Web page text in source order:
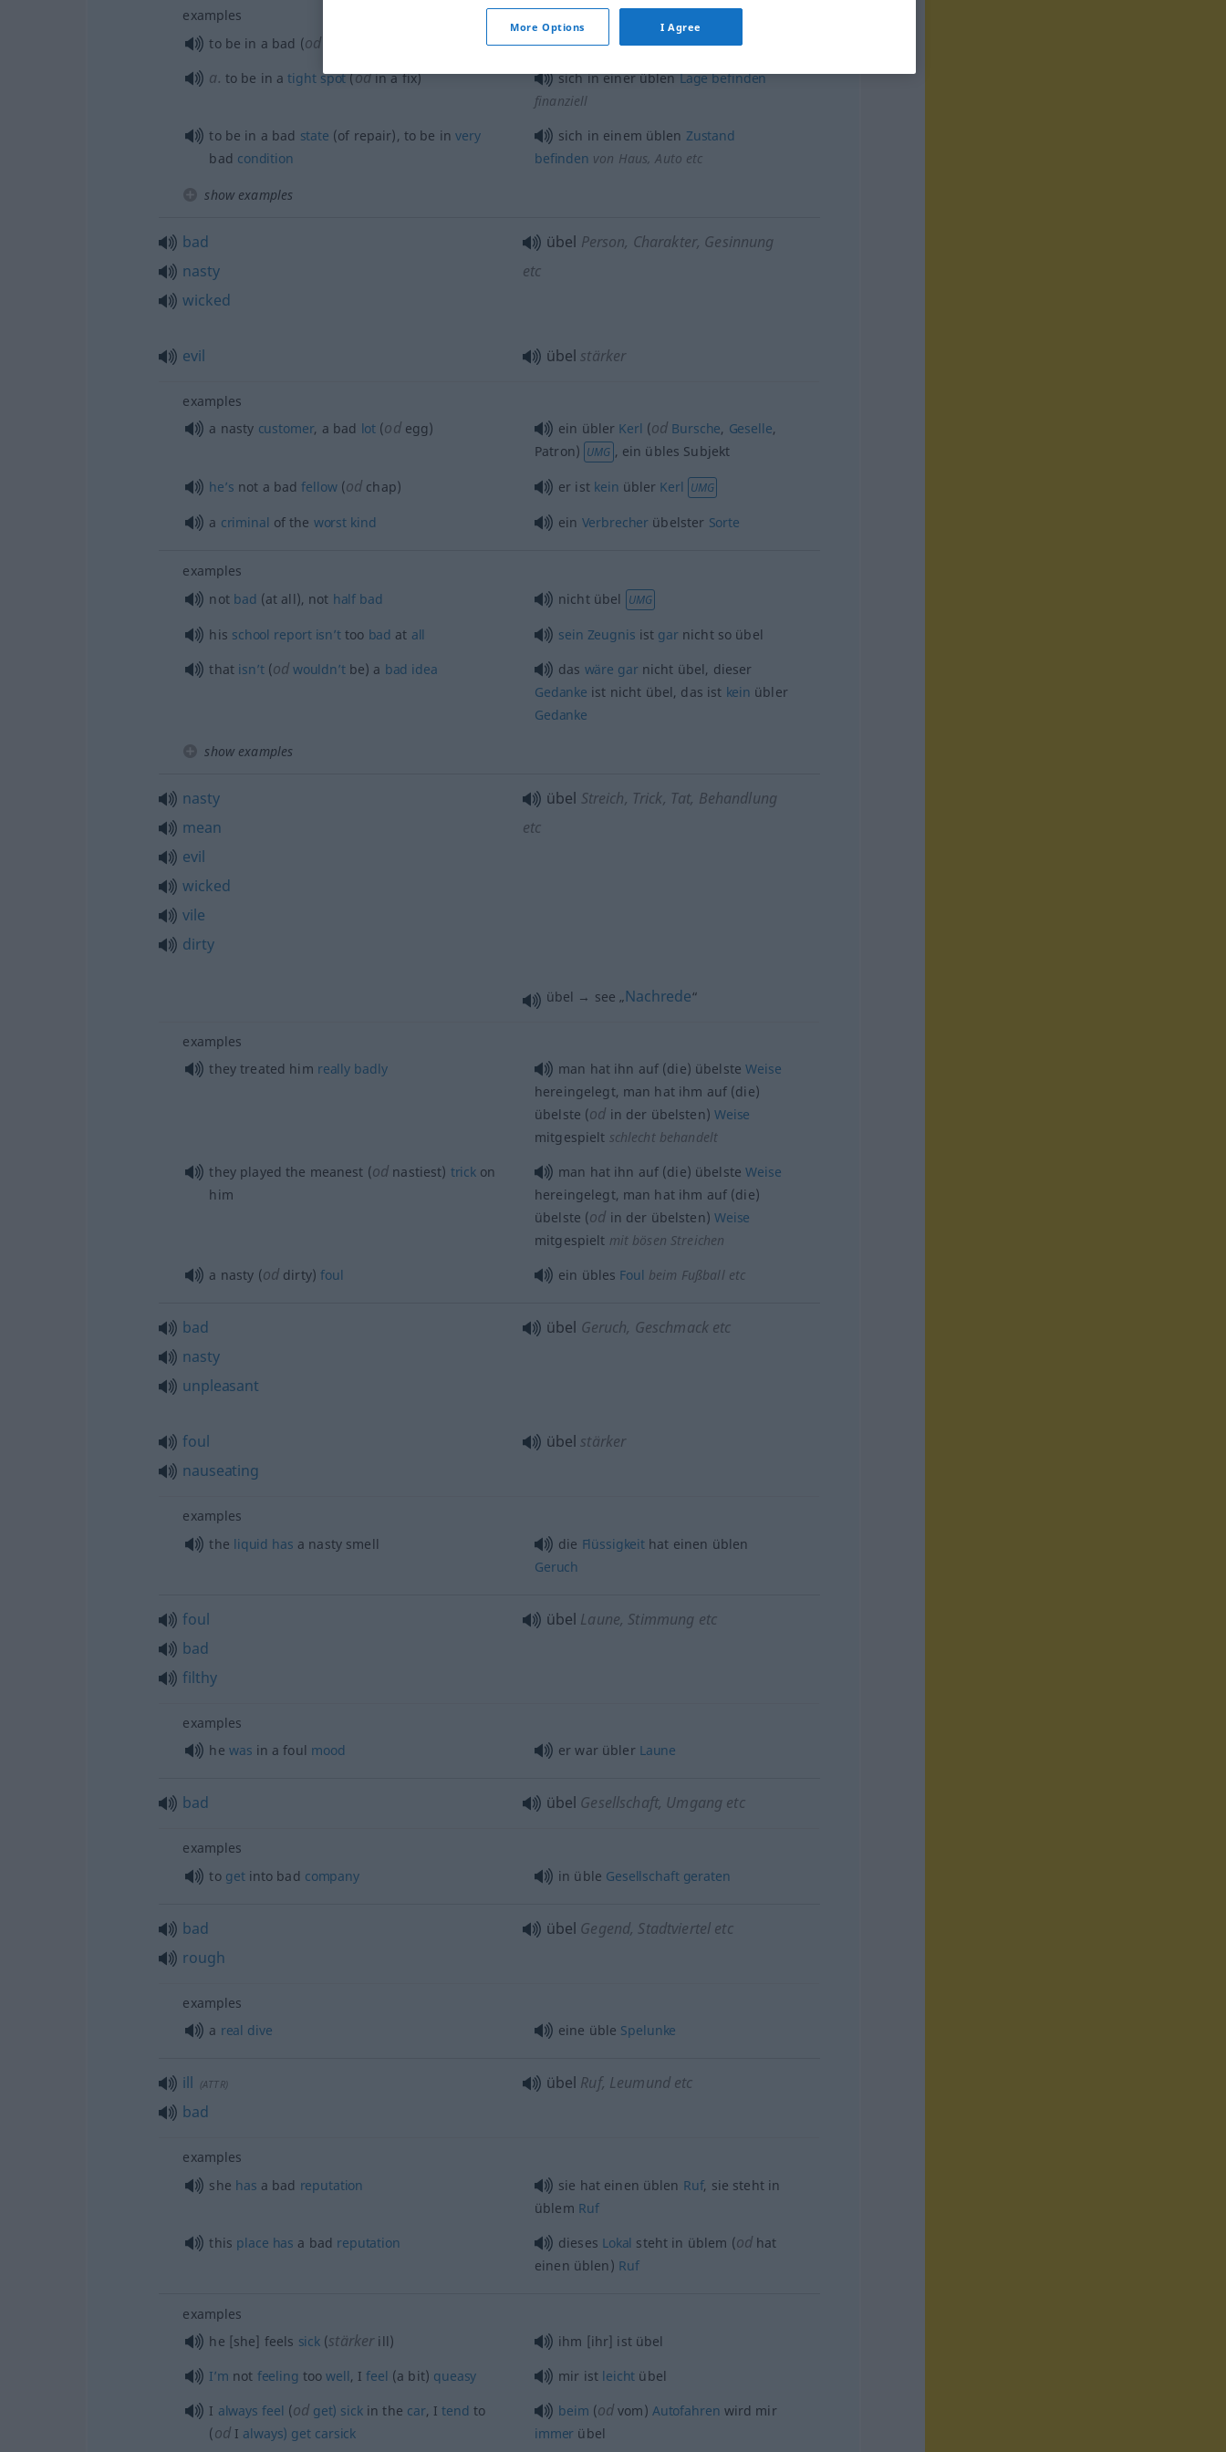
examples
to be in a bad (odnasty) sich in einer üblenLage befinden
a. to be in atight spot(odin a fix) sich in einer üblenLage befinden
finanziell
to be in a bad state (of repair), to be invery
bad condition
sich in einem üblen Zustand
befinden von Haus, Auto etc
show examples
bad
nasty
wicked
übel Person, Charakter, Gesinnung
etc
evil übel stärker
examples
a nasty customer, a bad lot (odegg) ein übler Kerl (od Bursche, Geselle,
Patron) UMG , ein übles Subjekt
he’s not a badfellow(od chap) er ist kein übler Kerl UMG
a criminal of the worst kind ein Verbrecher übelster Sorte
examples
not bad (at all), not half bad nicht übel UMG
his school report isn’ttoo bad at all sein Zeugnis ist garnicht so übel
that isn’t(odwouldn’tbe) a bad idea das wäre garnicht übel, dieser
Gedanke ist nicht übel, das ist kein übler
Gedanke
show examples
nasty
mean
evil
wicked
vile
dirty
übel Streich, Trick, Tat, Behandlung
etc
übel → see „Nachrede“
examples
they treated him really badly man hat ihn auf (die) übelsteWeise
hereingelegt, man hat ihm auf (die)
übelste (od in der übelsten)Weise
mitgespielt schlecht behandelt
they played the meanest (od nastiest) trick on
him
man hat ihn auf (die) übelsteWeise
hereingelegt, man hat ihm auf (die)
übelste (od in der übelsten)Weise
mitgespielt mit bösen Streichen
a nasty (oddirty)foul ein übles Foul beim Fußball etc
bad
nasty
unpleasant
übel Geruch, Geschmack etc
foul
nauseating
übel stärker
examples
the liquid has a nasty smell die Flüssigkeit hat einen üblen
Geruch
foul
bad
filthy
übel Laune, Stimmung etc
examples
he was in a foul mood er war übler Laune
bad übel Gesellschaft, Umgang etc
examples
to getinto bad company in üble Gesellschaft geraten
bad
rough
übel Gegend, Stadtviertel etc
examples
a real dive eine üble Spelunke
ill (ATTR)
bad
übel Ruf, Leumund etc
examples
she has a bad reputation sie hat einen üblen Ruf, sie steht in
üblem Ruf
this place has a bad reputation dieses Lokal steht in üblem (odhat
einen üblen) Ruf
examples
he [she] feels sick(stärkerill)
ihm [ihr] ist übel
I’m not feeling toowell, Ifeel (a bit) queasy mir ist leicht übel
I always feel (od get) sickin the car, Itend to
(odI always) get carsick
beim (odvom) Autofahren wird mir
immer übel
More Options I Agree